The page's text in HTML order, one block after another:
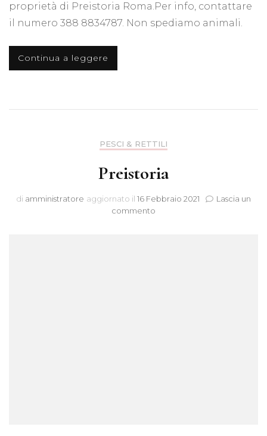
proprietà di Preistoria Roma.Per info, contattare
il numero 388 8834787. Non spediamo animali.
Continua a leggere
PESCI & RETTILI
Preistoria
di amministratore aggiornato il 16 Febbraio 2021
Lascia un
commento